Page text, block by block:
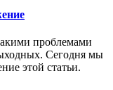
проблемами
Сегодня мы
этой статьи.